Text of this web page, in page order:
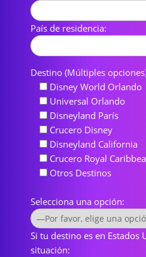
País de residencia:
Destino (Múltiples
Disney World Orlando
Universal Orlando
Disneyland París
Crucero Disney
Disneyland California
Crucero Royal
Otros Destinos
Selecciona una opción:
Si tu destino es en Estados
situación: